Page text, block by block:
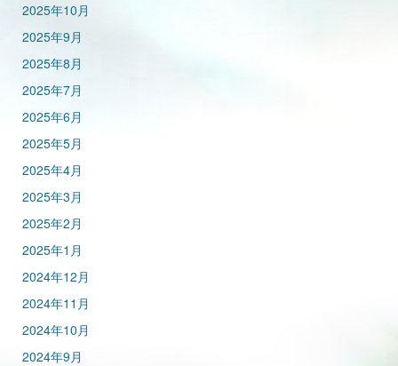
2025年10月
2025年9月
2025年8月
2025年7月
2025年6月
2025年5月
2025年4月
2025年3月
2025年2月
2025年1月
2024年12月
2024年11月
2024年10月
2024年9月